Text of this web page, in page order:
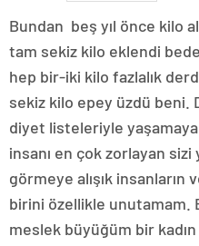
Bundan beş yıl önce kilo
tam sekiz kilo eklendi
hep bir-iki kilo fazlalık
sekiz kilo epey üzdü
diyet listeleriyle
insanı en çok zorlayan
görmeye alışık
birini özellikle unutamam.
meslek büyüğüm bir